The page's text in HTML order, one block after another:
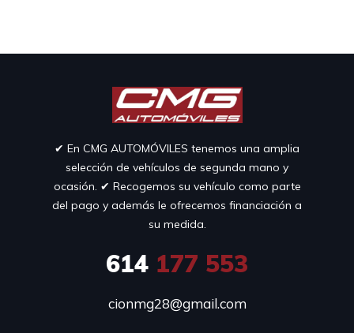
✔︎ En CMG AUTOMÓVILES tenemos una amplia
selección de vehículos de segunda mano y
ocasión. ✔︎ Recogemos su vehículo como parte
del pago y además le ofrecemos financiación a
su medida.
614 177 553
cionmg28@gmail.com